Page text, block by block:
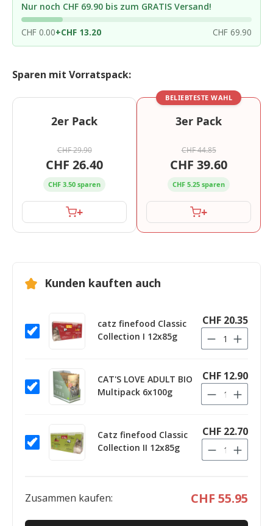
Nur noch CHF 69.90 bis zum GRATIS Versand!
CHF 0.00+CHF 13.20 CHF 69.90
Sparen mit Vorratspack:
2er Pack
CHF 29.90
CHF 26.40
CHF 3.50 sparen
+
BELIEBTESTE WAHL
3er Pack
CHF 44.85
CHF 39.60
CHF 5.25 sparen
+
Kunden kauften auch
catz finefood Classic
Collection I 12x85g
CHF 20.35
CAT'S LOVE ADULT BIO
Multipack 6x100g
CHF 12.90
Catz finefood Classic
Collection II 12x85g
CHF 22.70
Zusammen kaufen: CHF 55.95